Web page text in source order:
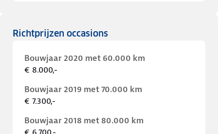
Richtprijzen occasions
Bouwjaar 2020 met 60.000 km
€ 8.000,-
Bouwjaar 2019 met 70.000 km
€ 7.300,-
Bouwjaar 2018 met 80.000 km